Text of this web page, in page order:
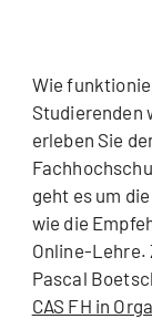
Wie
Studierenden
erleben Sie
geht es um
wie die
Online-Lehre.
Pascal
CAS FH in